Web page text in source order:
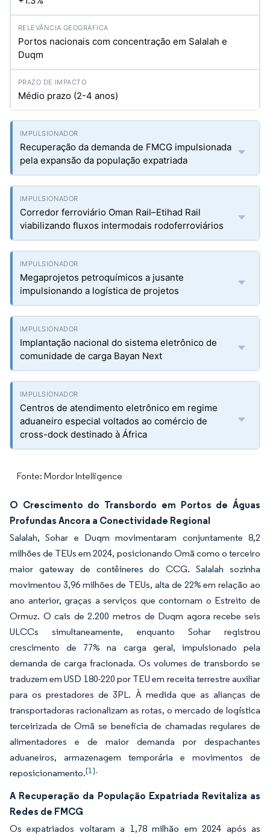
Portos nacionais com concentração em Salalah e
Duqm
Médio prazo (2-4 anos)
Recuperação da demanda de FMCG impulsionada
pela expansão da população expatriada
Corredor ferroviário Oman Rail–Etihad Rail
viabilizando fluxos intermodais rodoferroviários
Megaprojetos petroquímicos a jusante
impulsionando a logística de projetos
Implantação nacional do sistema eletrônico de
comunidade de carga Bayan Next
Centros de atendimento eletrônico em regime
aduaneiro especial voltados ao comércio de
cross-dock destinado à África
Fonte: Mordor Intelligence
O Crescimento do Transbordo em Portos de Águas
Profundas Ancora a Conectividade Regional
Salalah, Sohar e Duqm movimentaram conjuntamente 8,2
milhões de TEUs em 2024, posicionando Omã como o terceiro
maior gateway de contêineres do CCG. Salalah sozinha
movimentou 3,96 milhões de TEUs, alta de 22% em relação ao
ano anterior, graças a serviços que contornam o Estreito de
Ormuz. O cais de 2.200 metros de Duqm agora recebe seis
ULCCs simultaneamente, enquanto Sohar registrou
crescimento de 77% na carga geral, impulsionado pela
demanda de carga fracionada. Os volumes de transbordo se
traduzem em USD 180-220 por TEU em receita terrestre auxiliar
para os prestadores de 3PL. À medida que as alianças de
transportadoras racionalizam as rotas, o mercado de logística
terceirizada de Omã se beneficia de chamadas regulares de
alimentadores e de maior demanda por despachantes
aduaneiros, armazenagem temporária e movimentos de
reposicionamento.[1].
A Recuperação da População Expatriada Revitaliza as
Redes de FMCG
Os expatriados voltaram a 1,78 milhão em 2024 após as